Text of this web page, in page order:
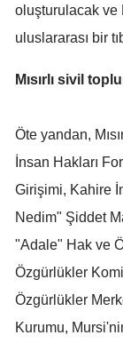
oluşturulacak ve
uluslararası bir
Mısırlı sivil
Öte yandan,
İnsan Hakları
Girişimi, Kahire
Nedim" Şiddet
"Adale" Hak ve
Özgürlükler
Özgürlükler
Kurumu,